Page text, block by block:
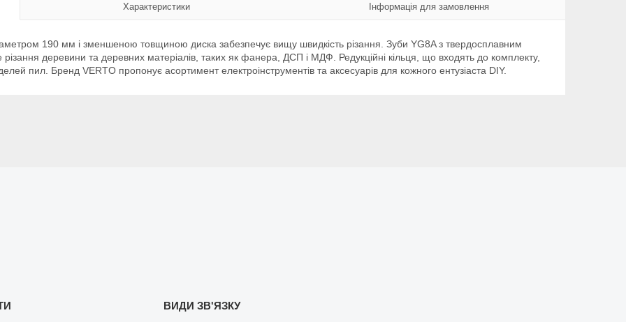
Характеристики Інформація для замовлення
190 мм і зменшеною товщиною диска забезпечує вищу швидкість різання. Зуби YG8A з твердосплавним
деревини та деревних матеріалів, таких як фанера, ДСП і МДФ. Редукційні кільця, що входять до комплекту,
пил. Бренд VERTO пропонує асортимент електроінструментів та аксесуарів для кожного ентузіаста DIY.